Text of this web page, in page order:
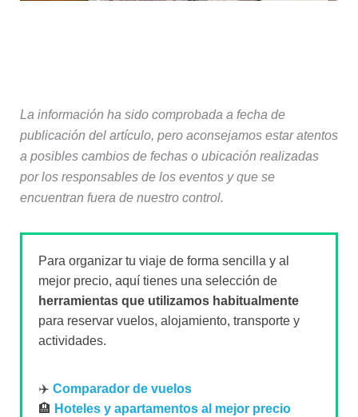
La información ha sido comprobada a fecha de
publicación del artículo, pero aconsejamos estar atentos
a posibles cambios de fechas o ubicación realizadas
por los responsables de los eventos y que se
encuentran fuera de nuestro control.
Para organizar tu viaje de forma sencilla y al
mejor precio, aquí tienes una selección de
herramientas que utilizamos habitualmente
para reservar vuelos, alojamiento, transporte y
actividades.
✈️ Comparador de vuelos
🏨 Hoteles y apartamentos al mejor precio